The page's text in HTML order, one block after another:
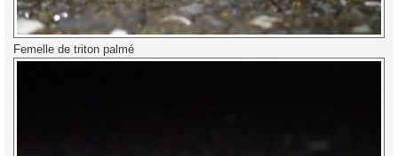
Femelle de triton palmé